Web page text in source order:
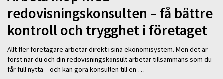
redovisningskonsulten – få bättre
kontroll och trygghet i företaget
Allt fler företagare arbetar direkt i sina ekonomisystem. Men det är
först när du och din redovisningskonsult arbetar tillsammans som du
får full nytta – och kan göra konsulten till en …